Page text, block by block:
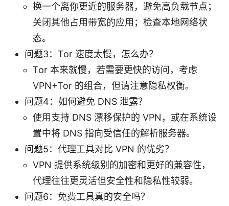
换一个离你更近的服务器，避免高负载节点；
关闭其他占用带宽的应用；检查本地网络状
态。
问题3：Tor 速度太慢，怎么办？
Tor 本来就慢，若需要更快的访问，考虑
VPN+Tor 的组合，但请注意隐私权衡。
问题4：如何避免 DNS 泄露？
使用支持 DNS 漂移保护的 VPN，或在系统设
置中将 DNS 指向受信任的解析服务器。
问题5：代理工具对比 VPN 的优劣？
VPN 提供系统级别的加密和更好的兼容性，
代理往往更灵活但安全性和隐私性较弱。
问题6：免费工具真的安全吗？